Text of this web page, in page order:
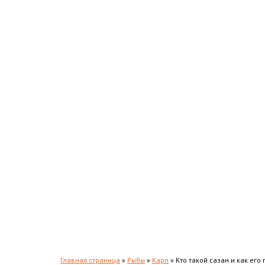
Главная страница » Рыбы » Карп » Кто такой сазан и как его